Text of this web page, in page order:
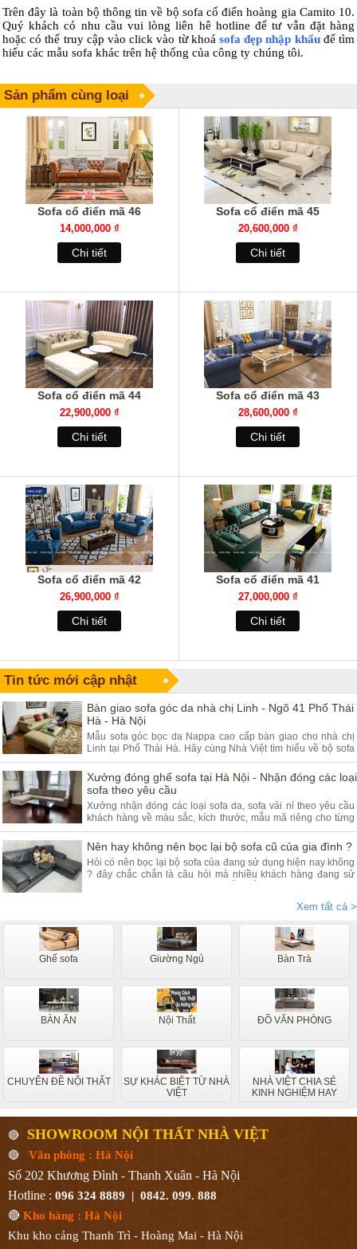
Trên đây là toàn bộ thông tin về bộ sofa cổ điển hoàng gia Camito 10.
Quý khách có nhu cầu vui lòng liên hê hotline để tư vẫn đặt hàng
hoặc có thể truy cập vào click vào từ khoá sofa đẹp nhập khẩuđể tìm
hiểu các mẫu sofa khác trên hệ thống của công ty chúng tôi.
Sản phẩm cùng loại
Sofa cổ điển mã 46
14,000,000 ₫
Chi tiết
Sofa cổ điển mã 45
20,600,000 ₫
Chi tiết
Sofa cổ điển mã 44
22,900,000 ₫
Chi tiết
Sofa cổ điển mã 43
28,600,000 ₫
Chi tiết
Sofa cổ điển mã 42
26,900,000 ₫
Chi tiết
Sofa cổ điển mã 41
27,000,000 ₫
Chi tiết
Tin tức mới cập nhật
Bàn giao sofa góc da nhà chị Linh - Ngõ 41 Phố Thái
Hà - Hà Nội
Mẫu sofa góc bọc da Nappa cao cấp bàn giao cho nhà chị
Linh tại Phố Thái Hà. Hãy cùng Nhà Việt tìm hiểu về bộ sofa
góc da và ưu điểm của sản phẩm.
Xưởng đóng ghế sofa tại Hà Nội - Nhận đóng các loại
sofa theo yêu cầu
Xưởng nhận đóng các loại sofa da, sofa vải nỉ theo yêu cầu
khách hàng về màu sắc, kích thước, mẫu mã riêng cho từng
khách hàng. Quý khách đang có nhu cầu tìm xưởng sofa hãy
tham khảo bài viết dưới đây.
Nên hay không nên bọc lại bộ sofa cũ của gia đình ?
Hỏi có nên bọc lại bộ sofa của đang sử dụng hiện nay không
? đây chắc chắn là câu hỏi mà nhiều khách hàng đang sử
Xem tất cả >
Ghế sofa Giường Ngủ Bàn Trà
BÀN ĂN Nội Thất ĐỒ VĂN PHÒNG
CHUYÊN ĐỀ NỘI THẤT
SỰ KHÁC BIỆT TỪ NHÀ
VIỆT
NHÀ VIỆT CHIA SẺ
KINH NGHIỆM HAY
🔴 SHOWROOM NỘI THẤT NHÀ VIỆT
🔴 Văn phòng : Hà Nội
Số 202 Khương Đình - Thanh Xuân - Hà Nội
Hotline : 096 324 8889 | 0842. 099. 888
🔴 Kho hàng : Hà Nội
Khu kho cảng Thanh Trì - Hoàng Mai - Hà Nội